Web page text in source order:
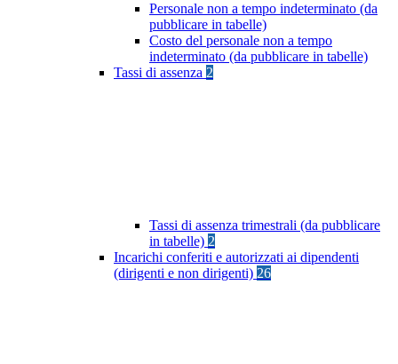
Personale non a tempo indeterminato (da
pubblicare in tabelle)
Costo del personale non a tempo
indeterminato (da pubblicare in tabelle)
Tassi di assenza 2
Tassi di assenza trimestrali (da pubblicare
in tabelle) 2
Incarichi conferiti e autorizzati ai dipendenti
(dirigenti e non dirigenti) 26